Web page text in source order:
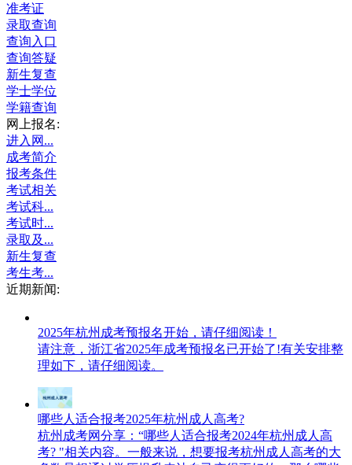
准考证
录取查询
查询入口
查询答疑
新生复查
学士学位
学籍查询
网上报名:
进入网...
成考简介
报考条件
考试相关
考试科...
考试时...
录取及...
新生复查
考生考...
近期新闻:
2025年杭州成考预报名开始，请仔细阅读！
请注意，浙江省2025年成考预报名已开始了!有关安排整
理如下，请仔细阅读。
哪些人适合报考2025年杭州成人高考?
杭州成考网分享：“哪些人适合报考2024年杭州成人高
考? "相关内容。一般来说，想要报考杭州成人高考的大